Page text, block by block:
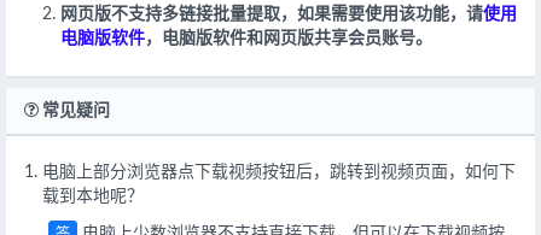
网页版不支持多链接批量提取，如果需要使用该功能，请使用
电脑版软件，电脑版软件和网页版共享会员账号。
常见疑问
电脑上部分浏览器点下载视频按钮后，跳转到视频页面，如何下
载到本地呢？